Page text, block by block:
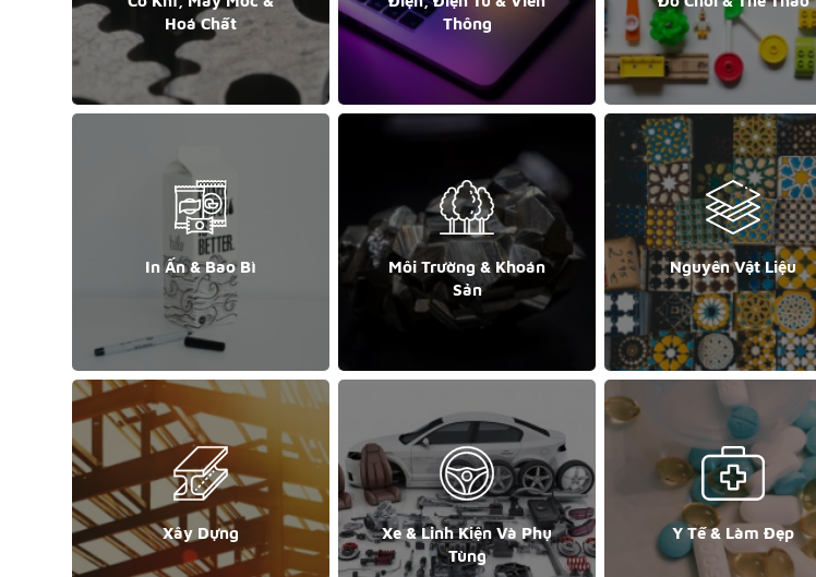
Hoá Chất
Thông
In Ấn & Bao Bì
Môi Trường & Khoán
Sản
Nguyên Vật Liệu
Xây Dựng
Xe & Linh Kiện Và Phụ
Tùng
Y Tế & Làm Đẹp